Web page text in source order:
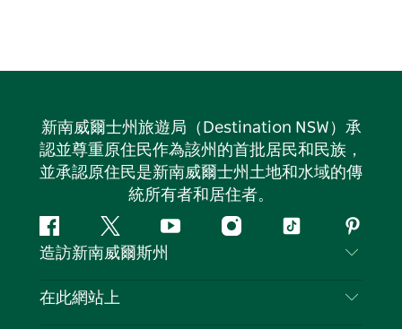
新南威爾士州旅遊局（Destination NSW）承
認並尊重原住民作為該州的首批居民和民族，
並承認原住民是新南威爾士州土地和水域的傳
統所有者和居住者。
Facebook嘰
嘰
喳
Youtube Instagram
抖
造訪新南威爾斯州
聯絡我們
在此網站上